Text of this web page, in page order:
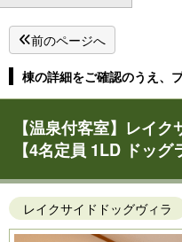
前のページへ
棟の詳細をご確認のうえ、
【温泉付客室】レイ
【4名定員 1LD ドッグ
レイクサイドドッグヴィラ